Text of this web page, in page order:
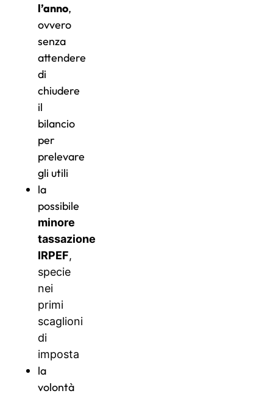
l’anno,
ovvero
senza
attendere
di
chiudere
il
bilancio
per
prelevare
gli utili
la
possibile
minore
tassazione
IRPEF,
specie
nei
primi
scaglioni
di
imposta
la
volontà